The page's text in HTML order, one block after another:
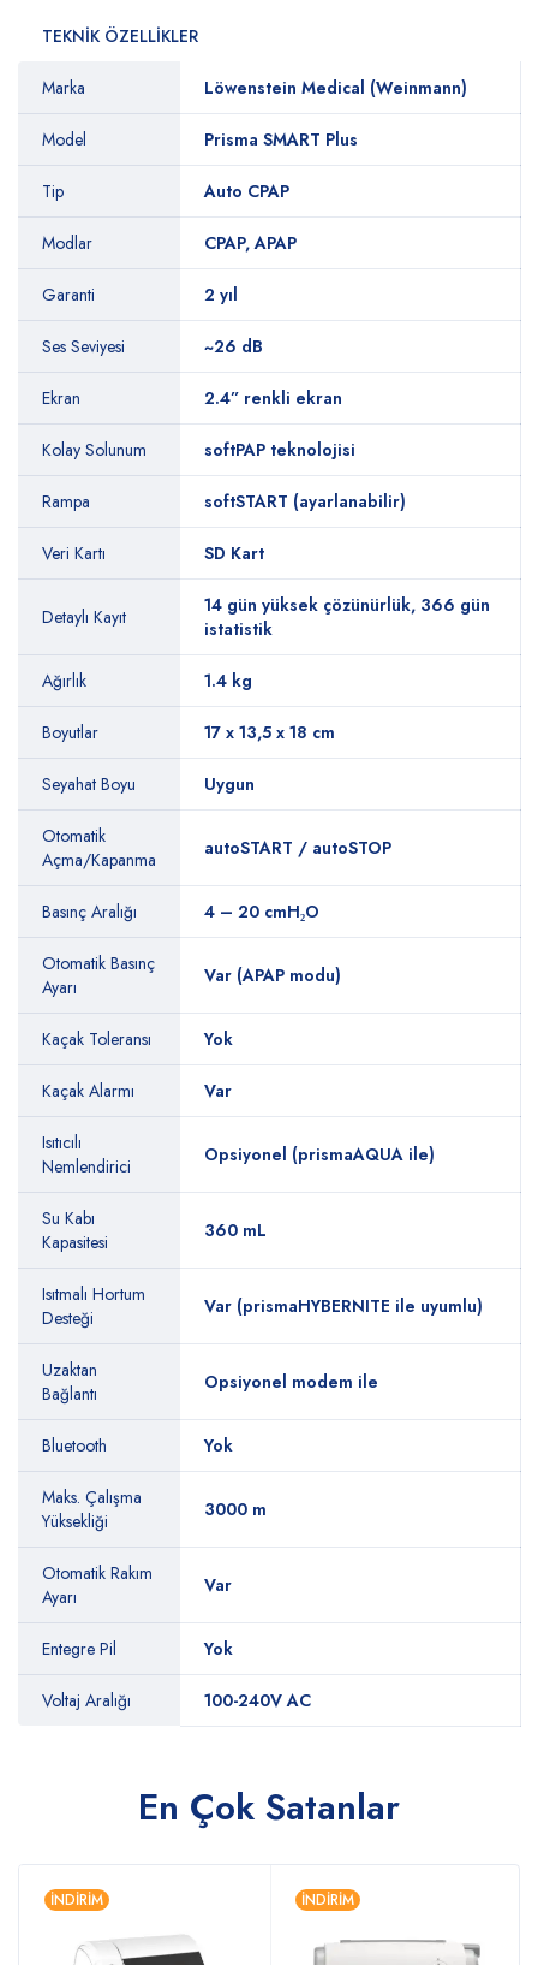
TEKNİK ÖZELLİKLER
Marka Löwenstein Medical (Weinmann)
Model Prisma SMART Plus
Tip Auto CPAP
Modlar CPAP, APAP
Garanti 2 yıl
Ses Seviyesi ~26 dB
Ekran 2.4” renkli ekran
Kolay Solunum softPAP teknolojisi
Rampa softSTART (ayarlanabilir)
Veri Kartı SD Kart
Detaylı Kayıt
14 gün yüksek çözünürlük, 366 gün
istatistik
Ağırlık 1.4 kg
Boyutlar 17 x 13,5 x 18 cm
Seyahat Boyu Uygun
Otomatik
Açma/Kapanma
autoSTART / autoSTOP
Basınç Aralığı 4 – 20 cmH₂O
Otomatik Basınç
Ayarı
Var (APAP modu)
Kaçak Toleransı Yok
Kaçak Alarmı Var
Isıtıcılı
Nemlendirici
Opsiyonel (prismaAQUA ile)
Su Kabı
Kapasitesi
360 mL
Isıtmalı Hortum
Desteği
Var (prismaHYBERNITE ile uyumlu)
Uzaktan
Bağlantı
Opsiyonel modem ile
Bluetooth Yok
Maks. Çalışma
Yüksekliği
3000 m
Otomatik Rakım
Ayarı
Var
Entegre Pil Yok
Voltaj Aralığı 100-240V AC
En Çok Satanlar
İNDIRIM İNDIRIM